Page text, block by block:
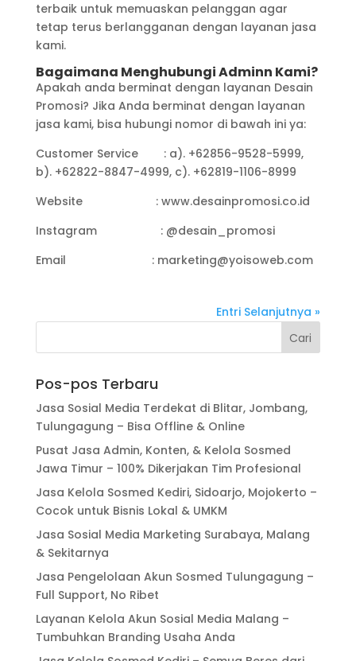
terbaik untuk memuaskan pelanggan agar
tetap terus berlangganan dengan layanan jasa
kami.
Bagaimana Menghubungi Adminn Kami?
Apakah anda berminat dengan layanan Desain
Promosi? Jika Anda berminat dengan layanan
jasa kami, bisa hubungi nomor di bawah ini ya:
Customer Service : a). +62856-9528-5999,
b). +62822-8847-4999, c). +62819-1106-8999
Website : www.desainpromosi.co.id
Instagram : @desain_promosi
Email : marketing@yoisoweb.com
Entri Selanjutnya »
Pos-pos Terbaru
Jasa Sosial Media Terdekat di Blitar, Jombang,
Tulungagung – Bisa Offline & Online
Pusat Jasa Admin, Konten, & Kelola Sosmed
Jawa Timur – 100% Dikerjakan Tim Profesional
Jasa Kelola Sosmed Kediri, Sidoarjo, Mojokerto –
Cocok untuk Bisnis Lokal & UMKM
Jasa Sosial Media Marketing Surabaya, Malang
& Sekitarnya
Jasa Pengelolaan Akun Sosmed Tulungagung –
Full Support, No Ribet
Layanan Kelola Akun Sosial Media Malang –
Tumbuhkan Branding Usaha Anda